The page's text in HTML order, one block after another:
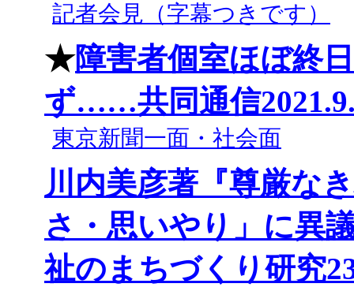
記者会見（字幕つきです）
★障害者個室ほぼ終
ず……共同通信
東京新聞一面・社会面
川内美彦著『尊厳な
さ・思いやり」に異
祉のまちづくり研究